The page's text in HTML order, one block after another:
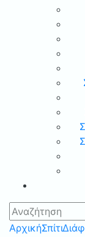
ΑρχικήΣπίτι